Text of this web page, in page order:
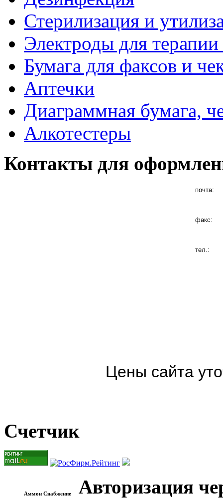
Стерилизация и
Электроды для
Бумага для факсов и
Аптечки
Диаграммная бумага,
Алкотестеры
Контакты для
почта:
факс:
тел.:
Цены сайта
Счетчик
Аммон Снабжение
Авторизация